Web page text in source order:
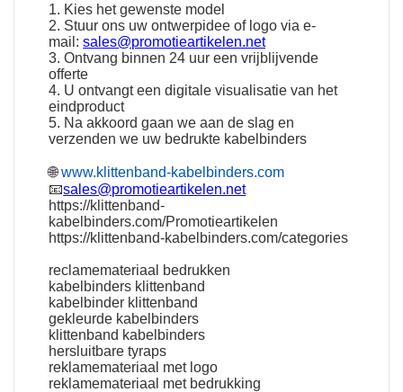
1. Kies het gewenste model
2. Stuur ons uw ontwerpidee of logo via e-
mail:sales@promotieartikelen.net
3. Ontvang binnen 24 uur een vrijblijvende
offerte
4. U ontvangt een digitale visualisatie van het
eindproduct
5. Na akkoord gaan we aan de slag en
verzenden we uw bedrukte kabelbinders
🌐www.klittenband-kabelbinders.com
📧sales@promotieartikelen.net
https://klittenband-
kabelbinders.com/Promotieartikelen
https://klittenband-kabelbinders.com/categories
reclamemateriaal bedrukken
kabelbinders klittenband
kabelbinder klittenband
gekleurde kabelbinders
klittenband kabelbinders
hersluitbare tyraps
reklamemateriaal met logo
reklamemateriaal met bedrukking